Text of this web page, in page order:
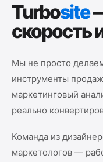
Turbosite
скорость
Мы не просто
инструменты
маркетинговый
реально
Команда из
маркетологов —